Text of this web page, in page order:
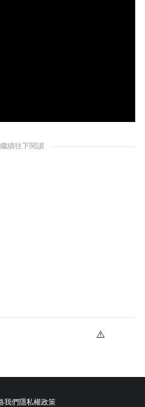
續往下閱讀
我們隱私權政策